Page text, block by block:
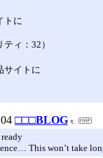
トに
ティ：32）
サイトに
□□□BLOG
This won’t take